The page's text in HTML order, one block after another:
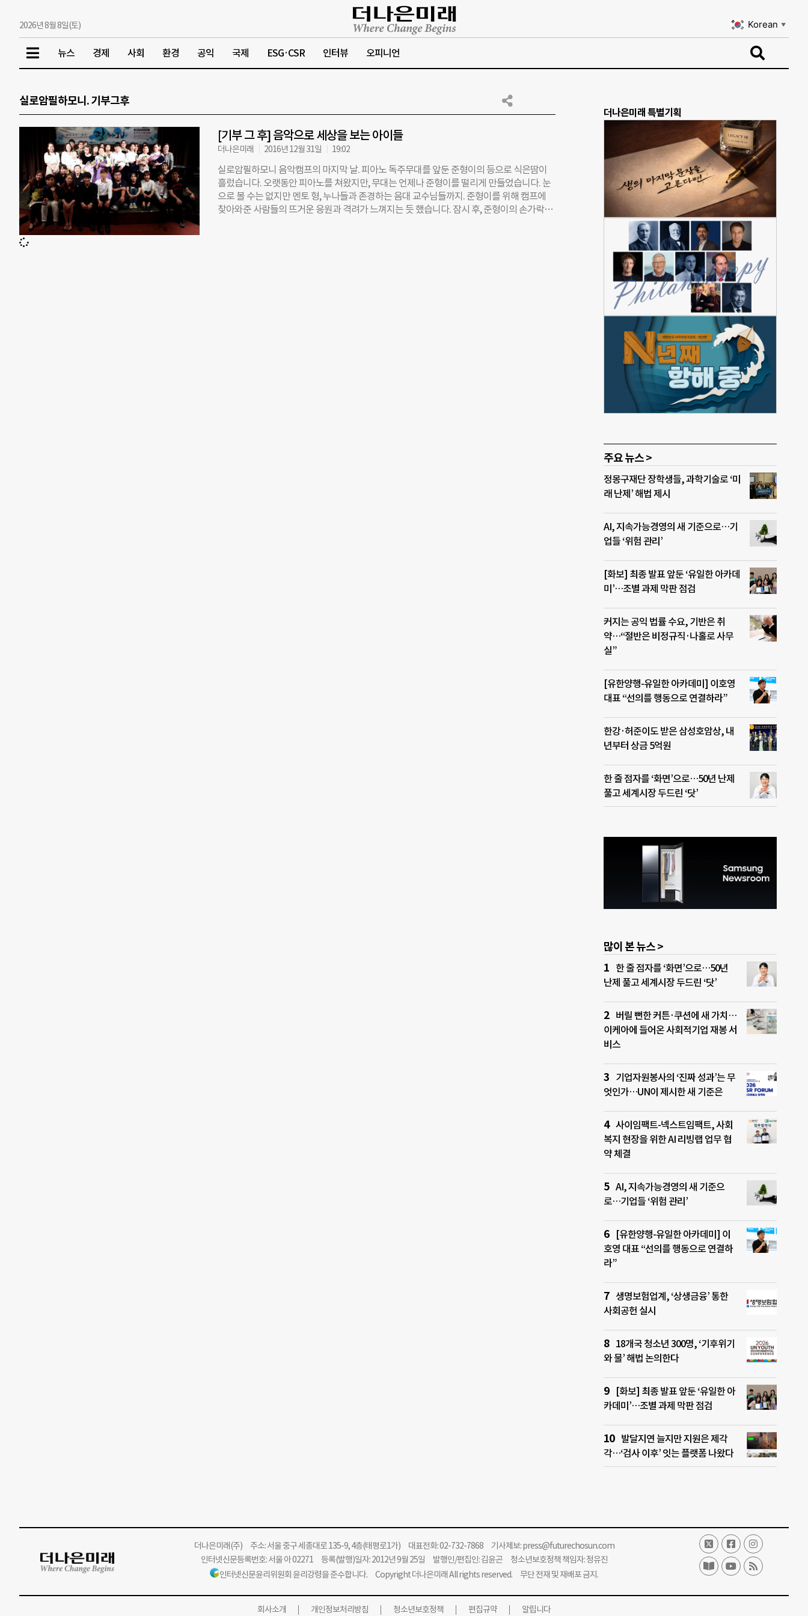
2026년 8월 8일(토) Korean ▼
뉴스 경제 사회 환경 공익 국제 ESG·CSR 인터뷰 오피니언
실로암필하모니. 기부그후
[기부 그 후] 음악으로 세상을 보는 아이들
더나은미래 2016년 12월 31일 19:02
실로암필하모니 음악캠프의 마지막 날. 피아노 독주무대를 앞둔 준형이의 등으로 식은땀이
흘렀습니다. 오랫동안 피아노를 쳐왔지만, 무대는 언제나 준형이를 떨리게 만들었습니다. 눈
으로 볼 수는 없지만 멘토 형, 누나들과 존경하는 음대 교수님들까지. 준형이를 위해 캠프에
찾아와준 사람들의 뜨거운 응원과 격려가 느껴지는 듯 했습니다. 잠시 후, 준형이의 손가락
더나은미래 특별기획
주요 뉴스 >
정몽구재단 장학생들, 과학기술로 ‘미
래 난제’ 해법 제시
AI, 지속가능경영의 새 기준으로…기
업들 ‘위험 관리’
[화보] 최종 발표 앞둔 ‘유일한 아카데
미’…조별 과제 막판 점검
커지는 공익 법률 수요, 기반은 취
약…“절반은 비정규직·나홀로 사무
실”
[유한양행-유일한 아카데미] 이호영
대표 “선의를 행동으로 연결하라”
한강·허준이도 받은 삼성호암상, 내
년부터 상금 5억원
한 줄 점자를 ‘화면’으로…50년 난제
풀고 세계시장 두드린 ‘닷’
많이 본 뉴스 >
한 줄 점자를 ‘화면’으로…50년
난제 풀고 세계시장 두드린 ‘닷’
버릴 뻔한 커튼·쿠션에 새 가치…
이케아에 들어온 사회적기업 재봉 서
비스
기업자원봉사의 ‘진짜 성과’는 무
엇인가…UN이 제시한 새 기준은
사이임팩트-넥스트임팩트, 사회
복지 현장을 위한 AI 리빙랩 업무 협
약 체결
AI, 지속가능경영의 새 기준으
로…기업들 ‘위험 관리’
[유한양행-유일한 아카데미] 이
호영 대표 “선의를 행동으로 연결하
라”
생명보험업계, ‘상생금융’ 통한
사회공헌 실시
18개국 청소년 300명, ‘기후위기
와 물’ 해법 논의한다
[화보] 최종 발표 앞둔 ‘유일한 아
카데미’…조별 과제 막판 점검
발달지연 늘지만 지원은 제각
각…‘검사 이후’ 잇는 플랫폼 나왔다
더나은미래(주)주소: 서울 중구 세종대로 135-9, 4층(태평로1가) 대표전화: 02-732-7868 기사제보:press@futurechosun.com
인터넷신문등록번호: 서울 아 02271 등록(발행)일자: 2012년 9월 25일 발행인/편집인: 김윤곤 청소년보호정책 책임자: 정유진
인터넷신문윤리위원회 윤리강령을 준수합니다. Copyright 더나은미래 All rights reserved. 무단 전재 및 재배포 금지.
회사소개 개인정보처리방침 청소년보호정책 편집규약 알립니다